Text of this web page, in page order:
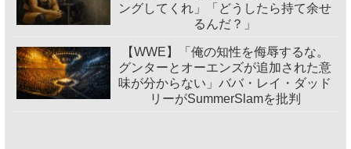
ングしてくれ」「どうしたら持て余せ
るんだ？」
【WWE】「俺の知性を侮辱するな。
グンターとオーエンズが追加された意
味が分からない」ババ・レイ・ダッド
リーがSummerSlamを批判